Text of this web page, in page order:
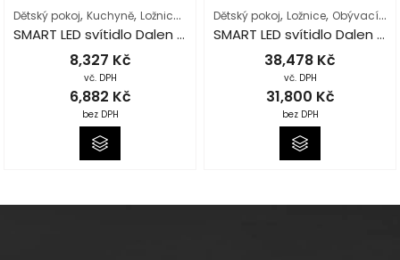
Dětský pokoj, Kuchyně, Ložnice , Obývací pokoj,Osvětlení interiéru,
SMART LED svítidlo Dalen C515TX
8,327 Kč
vč. DPH
6,882 Kč
bez DPH
Dětský pokoj, Ložnice, Obývací pokoj
SMART LED svítidlo Dalen X30 – 3 v 1
38,478 Kč
vč. DPH
31,800 Kč
bez DPH